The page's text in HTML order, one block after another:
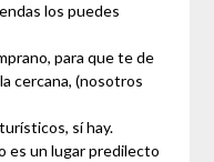
los puedes
para que te de
cercana, (nosotros
sí hay.
es un lugar predilecto